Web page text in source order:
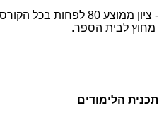
- ציון ממוצע 80 לפחות
מחוץ לבית הספר.
תכנית הלימודים